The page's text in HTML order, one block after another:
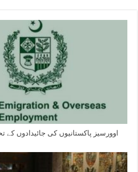
اوورسیز پاکستانیوں کی جائیدادوں کے